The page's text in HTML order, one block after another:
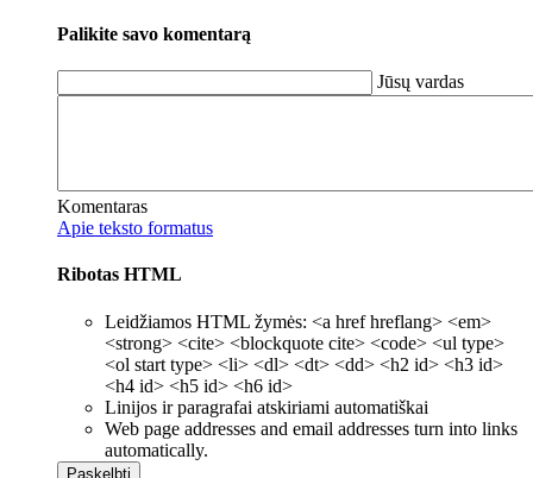
Palikite savo komentarą
Jūsų vardas
Komentaras
Apie teksto formatus
Ribotas HTML
Leidžiamos HTML žymės: <a href hreflang> <em>
<strong> <cite> <blockquote cite> <code> <ul type>
<ol start type> <li> <dl> <dt> <dd> <h2 id> <h3 id>
<h4 id> <h5 id> <h6 id>
Linijos ir paragrafai atskiriami automatiškai
Web page addresses and email addresses turn into links
automatically.